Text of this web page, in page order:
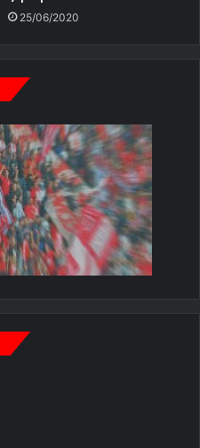
25/06/2020